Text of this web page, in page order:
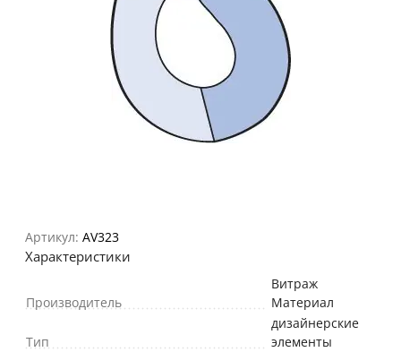
Артикул: AV323
Характеристики
Производитель
Витраж
Материал
Тип
дизайнерские
элементы